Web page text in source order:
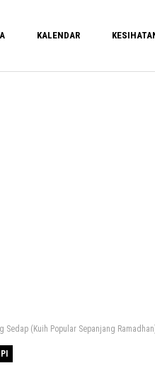
KALENDAR
Sedap (Kuih Popular Sepanjang